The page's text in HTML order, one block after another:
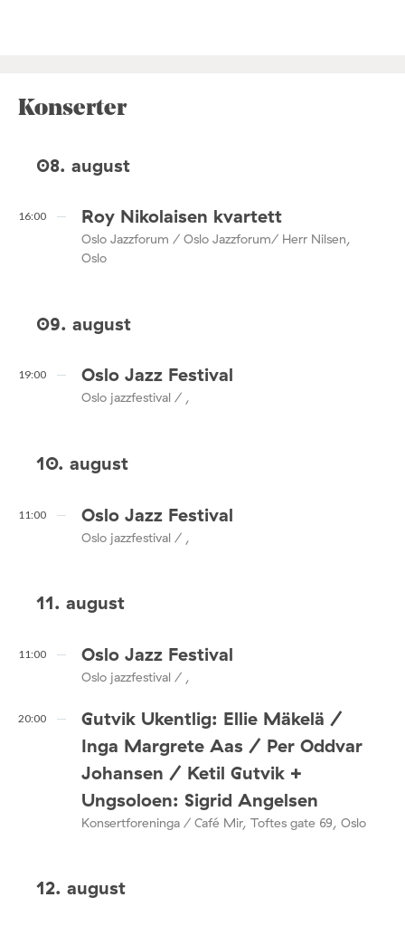
Konserter
08. august
16:00 Roy Nikolaisen kvartett
Oslo Jazzforum / Oslo Jazzforum/ Herr Nilsen,
Oslo
09. august
19:00 Oslo Jazz Festival
Oslo jazzfestival / ,
10. august
11:00 Oslo Jazz Festival
Oslo jazzfestival / ,
11. august
11:00 Oslo Jazz Festival
Oslo jazzfestival / ,
20:00
Gutvik Ukentlig: Ellie Mäkelä /
Inga Margrete Aas / Per Oddvar
Johansen / Ketil Gutvik +
Ungsoloen: Sigrid Angelsen
Konsertforeninga / Café Mir, Toftes gate 69, Oslo
12. august